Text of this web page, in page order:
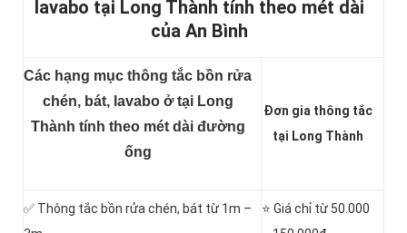
lavabo tại Long Thành tính theo mét dài
của An Bình
Các hạng mục thông tắc bồn rửa
chén, bát, lavabo ở tại Long
Thành tính theo mét dài đường
ống
Đơn gia thông tắc
tại Long Thành
✅ Thông tắc bồn rửa chén, bát từ 1m –
⭐ Giá chỉ từ 50.000